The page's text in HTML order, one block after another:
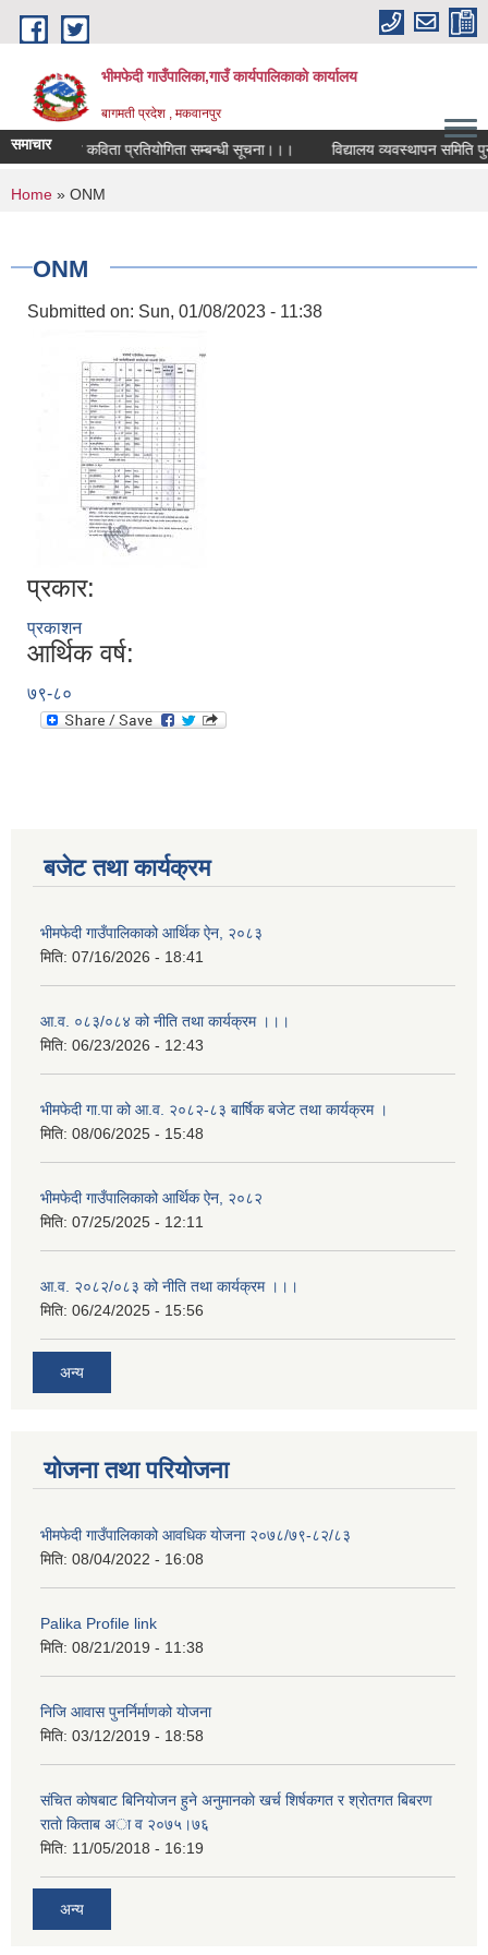
Skip to main content
भीमफेदी गाउँपालिका,गाउँ कार्यपालिकाकाे कार्यालय
बागमती प्रदेश , मकवानपुर
समाचार
राष्ट्रिय कविता प्रतियोगिता सम्बन्धी सूचना।।। विद्यालय व्यवस्थापन समिति
You are here
Home » ONM
ONM
Submitted on: Sun, 01/08/2023 - 11:38
प्रकार:
प्रकाशन
आर्थिक वर्ष:
७९-८०
बजेट तथा कार्यक्रम
भीमफेदी गाउँपालिकाको आर्थिक ऐन, २०८३
मिति: 07/16/2026 - 18:41
आ.व. ०८३/०८४ को नीति तथा कार्यक्रम ।।।
मिति: 06/23/2026 - 12:43
भीमफेदी गा.पा को आ.व. २०८२-८३ बार्षिक बजेट तथा कार्यक्रम ।
मिति: 08/06/2025 - 15:48
भीमफेदी गाउँपालिकाको आर्थिक ऐन, २०८२
मिति: 07/25/2025 - 12:11
आ.व. २०८२/०८३ को नीति तथा कार्यक्रम ।।।
मिति: 06/24/2025 - 15:56
अन्य
योजना तथा परियोजना
भीमफेदी गाउँपालिकाको आवधिक योजना २०७८/७९-८२/८३
मिति: 08/04/2022 - 16:08
Palika Profile link
मिति: 08/21/2019 - 11:38
निजि आवास पुनर्निर्माणको योजना
मिति: 03/12/2019 - 18:58
संचित काेषबाट बिनियाेजन हुने अनुमानकाे खर्च शिर्षकगत र श्राेतगत बिबरण
राताे किताब अा‍ व २‍०७५।७६
मिति: 11/05/2018 - 16:19
अन्य